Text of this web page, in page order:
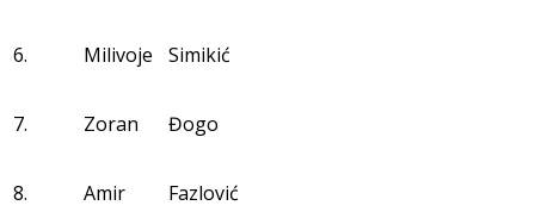
6. Milivoje Simikić
7. Zoran Đogo
8. Amir Fazlović